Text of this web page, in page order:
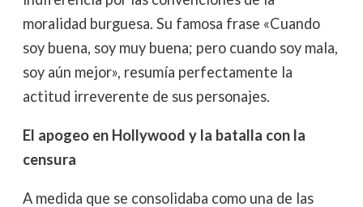
moralidad burguesa. Su famosa frase «Cuando
soy buena, soy muy buena; pero cuando soy mala,
soy aún mejor», resumía perfectamente la
actitud irreverente de sus personajes.
El apogeo en Hollywood y la batalla con la
censura
A medida que se consolidaba como una de las